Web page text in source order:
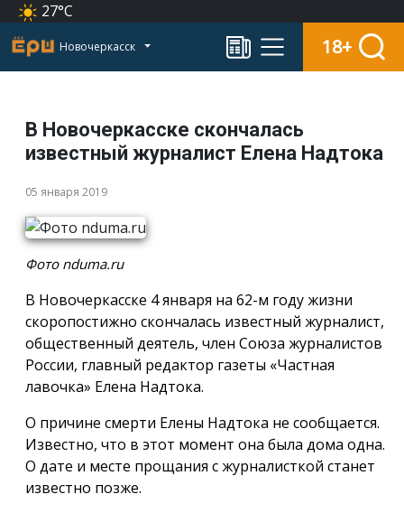
27°C
Новочеркасск 18+
В Новочеркасске скончалась
известный журналист Елена Надтока
05 января 2019
Фото nduma.ru
В Новочеркасске 4 января на 62-м году жизни
скоропостижно скончалась известный журналист,
общественный деятель, член Союза журналистов
России, главный редактор газеты «Частная
лавочка» Елена Надтока.
О причине смерти Елены Надтока не сообщается.
Известно, что в этот момент она была дома одна.
О дате и месте прощания с журналисткой станет
известно позже.